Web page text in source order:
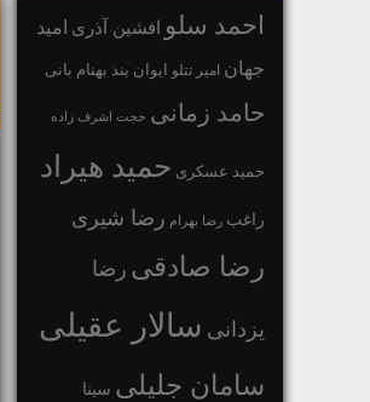
احمد سلو افشین آذری امید
جهان امیر تتلو ایوان بند بهنام بانی
حامد زمانی حجت اشرف زاده
حمید عسکری حمید هیراد
راغب رضا بهرام رضا شیری
رضا صادقی رضا
یزدانی سالار عقیلی
سامان جلیلی سینا